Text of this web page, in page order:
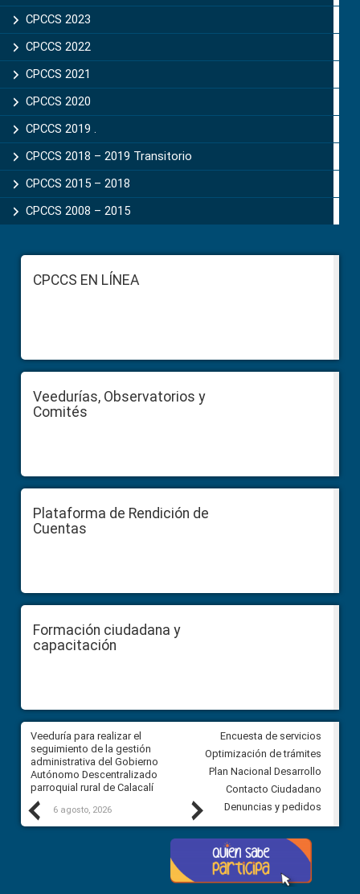
CPCCS 2023
CPCCS 2022
CPCCS 2021
CPCCS 2020
CPCCS 2019 .
CPCCS 2018 – 2019 Transitorio
CPCCS 2015 – 2018
CPCCS 2008 – 2015
FooterCPCCS EN LÍNEA
Veedurías, Observatorios y
Comités
Plataforma de Rendición de
Cuentas
Formación ciudadana y
capacitación
Previous
Veeduría para realizar el
seguimiento de la gestión
administrativa del Gobierno
Autónomo Descentralizado
parroquial rural de Calacalí
6 agosto, 2026
Veeduría para vigilar los
derivados de la Audiencia
entre el GAD de Ibarra y la
comunidad Urbina, parroquia
Carolina
5 agosto, 2026
Next
Encuesta de servicios
Optimización de trámites
Plan Nacional Desarrollo
Contacto Ciudadano
Denuncias y pedidos